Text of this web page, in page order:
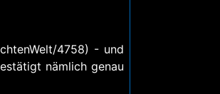
4758) - und
nämlich genau